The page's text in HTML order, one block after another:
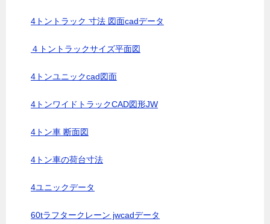
4トントラック 寸法 図面cadデータ
４トントラックサイズ平面図
4トンユニックcad図面
4トンワイドトラックCAD図形JW
4トン車 断面図
4トン車の荷台寸法
4ユニックデータ
60tラフタークレーン jwcadデータ